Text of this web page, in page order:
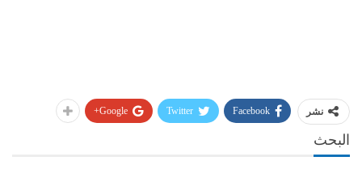
نشر Facebook
Twitter
Google+
البحث